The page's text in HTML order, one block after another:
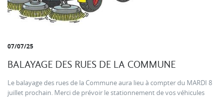
07/07/25
BALAYAGE DES RUES DE LA COMMUNE
Le balayage des rues de la Commune aura lieu à compter du MARDI 8
juillet prochain. Merci de prévoir le stationnement de vos véhicules